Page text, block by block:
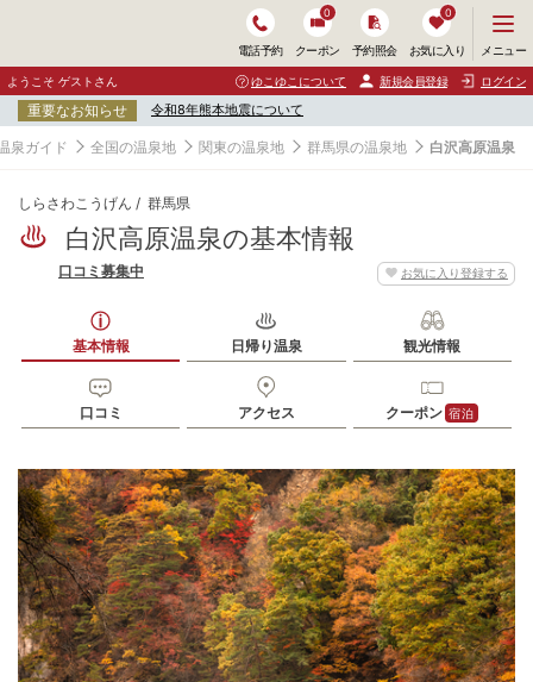
電話予約 クーポン
0
予約照会 お気に入り
0
ニ
ュ
ー
開
く
メニュー
ようこそ ゲストさん ゆこゆこについて 新規会員登録 ログイン
重要なお知らせ 令和8年熊本地震について
泉ガイド 全国の温泉地 関東の温泉地 群馬県の温泉地 白沢高原温泉
しらさわこうげん 群馬県
白沢高原温泉の基本情報
お気に入り登録する
口コミ募集中
基本情報 日帰り温泉 観光情報
口コミ アクセス クーポン 宿泊